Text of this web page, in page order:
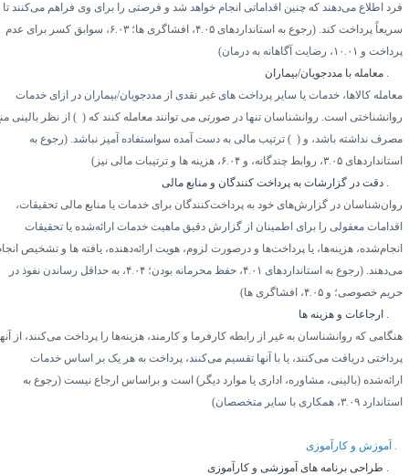
اطلاع می‌دهند که چنین اقداماتی انجام خواهد شد و فرصتی را برای وی فراهم می‌کنند تا
پرداخت کند. (رجوع به استانداردهای۴.۰۵، افشاگری ها؛۶.۰۳، سوابق کسر برای عدم
و ۱۰.۰۱ ، رضایت آگاهانه به درمان)
معامله با مددجویان/بیماران
کالاها، خدمات یا سایر پرداخت های غیر نقدی از مددجویان/بیماران در ازای خدمات
است. روانشناسان تنها در صورتی می توانند معامله کنند که (۱)
از نظر بالینی منع
نداشته باشد، و ( ۲)
ترتیب مالی به دست آمده سواستفاده آمیز نباشد. (رجوع به
۳.۰۵، روابط چندگانه، و ۶.۰۴، هزینه ها و ترتیبات مالی نیز)
دقت در گزارشات به پرداخت کنندگان و منابع مالی
در گزارش‌های خود به پرداخت‌کنندگان برای خدمات یا منابع مالی تحقیقات،
معقولی را برای اطمینان از گزارش دقیق ماهیت خدمات ارائه‌شده یا تحقیقات
هزینه‌ها، یا پرداخت‌ها و درصورت لزوم، هویت ارائه‌دهنده، یافته ها و تشخیص انجام
(رجوع به استانداردهای۴.۰۱، حفظ محرمانه بودن؛۴.۰۴، به حداقل رساندن نفوذ در
خصوصی؛ و ۴.۰۵، افشاگری ها)
ارجاعات و هزینه ها
که روانشناسان به غیر از رابطه کارفرما و کارمند، هزینه‌ها را پرداخت می‌کنند، از آنها
دریافت می‌کنند، یا با آنها تقسیم می‌کنند، پرداخت به هر یک بر اساس خدمات
(بالینی، مشاوره، اداری یا موارد دیگر) است و براساس ارجاع نیست (رجوع به
۳.۰۹، همکاری با سایر متخصصان)
آموزش و کارآموزی
طراحی برنامه های آموزشی و کارآموزی